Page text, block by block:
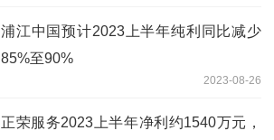
浦江中国预计2023上半年纯利同比减少
85%至90%
2023-08-26
正荣服务2023上半年净利约1540万元，